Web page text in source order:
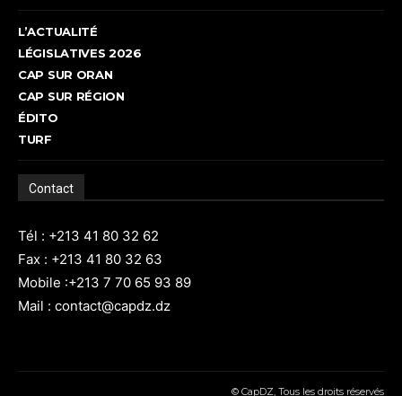
L’ACTUALITÉ
LÉGISLATIVES 2026
CAP SUR ORAN
CAP SUR RÉGION
ÉDITO
TURF
Contact
Tél : +213 41 80 32 62
Fax : +213 41 80 32 63
Mobile :+213 7 70 65 93 89
Mail : contact@capdz.dz
© CapDZ, Tous les droits réservés